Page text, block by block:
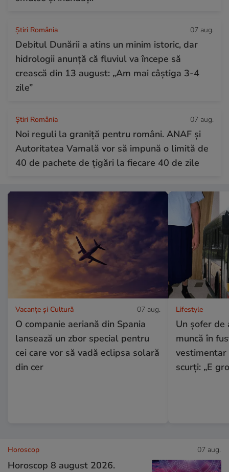
Știri România 07 aug.
Debitul Dunării a atins un minim istoric, dar
hidrologii anunță că fluviul va începe să
crească din 13 august: „Am mai câștiga 3-4
zile”
Știri România 07 aug.
Noi reguli la graniță pentru români. ANAF și
Autoritatea Vamală vor să impună o limită de
40 de pachete de țigări la fiecare 40 de zile
Vacanțe și Cultură 07 aug.
O companie aeriană din Spania
lansează un zbor special pentru
cei care vor să vadă eclipsa solară
din cer
Lifestyle
Un șofer de
muncă în
scurți: „E
Horoscop 07 aug.
Horoscop 8 august 2026.